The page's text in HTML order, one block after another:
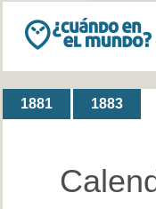
1881 1883